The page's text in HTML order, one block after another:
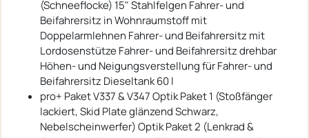
(Schneeflocke) 15" Stahlfelgen Fahrer- und
Beifahrersitz in Wohnraumstoff mit
Doppelarmlehnen Fahrer- und Beifahrersitz mit
Lordosenstütze Fahrer- und Beifahrersitz drehbar
Höhen- und Neigungsverstellung für Fahrer- und
Beifahrersitz Dieseltank 60 l
pro+ Paket V337 & V347 Optik Paket 1 (Stoßfänger
lackiert, Skid Plate glänzend Schwarz,
Nebelscheinwerfer) Optik Paket 2 (Lenkrad &